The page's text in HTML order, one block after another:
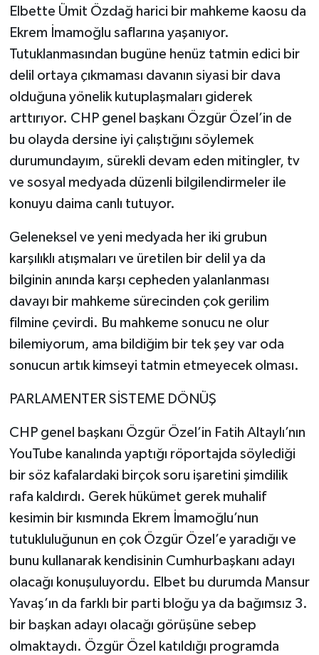
Elbette Ümit Özdağ harici bir mahkeme kaosu da
Ekrem İmamoğlu saflarına yaşanıyor.
Tutuklanmasından bugüne henüz tatmin edici bir
delil ortaya çıkmaması davanın siyasi bir dava
olduğuna yönelik kutuplaşmaları giderek
arttırıyor. CHP genel başkanı Özgür Özel’in de
bu olayda dersine iyi çalıştığını söylemek
durumundayım, sürekli devam eden mitingler, tv
ve sosyal medyada düzenli bilgilendirmeler ile
konuyu daima canlı tutuyor.
Geleneksel ve yeni medyada her iki grubun
karşılıklı atışmaları ve üretilen bir delil ya da
bilginin anında karşı cepheden yalanlanması
davayı bir mahkeme sürecinden çok gerilim
filmine çevirdi. Bu mahkeme sonucu ne olur
bilemiyorum, ama bildiğim bir tek şey var oda
sonucun artık kimseyi tatmin etmeyecek olması.
PARLAMENTER SİSTEME DÖNÜŞ
CHP genel başkanı Özgür Özel’in Fatih Altaylı’nın
YouTube kanalında yaptığı röportajda söylediği
bir söz kafalardaki birçok soru işaretini şimdilik
rafa kaldırdı. Gerek hükümet gerek muhalif
kesimin bir kısmında Ekrem İmamoğlu’nun
tutukluluğunun en çok Özgür Özel’e yaradığı ve
bunu kullanarak kendisinin Cumhurbaşkanı adayı
olacağı konuşuluyordu. Elbet bu durumda Mansur
Yavaş’ın da farklı bir parti bloğu ya da bağımsız 3.
bir başkan adayı olacağı görüşüne sebep
olmaktaydı. Özgür Özel katıldığı programda